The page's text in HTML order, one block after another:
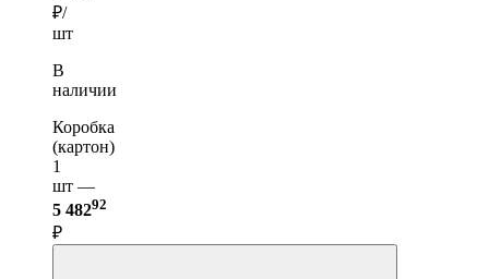
₽/
шт
В
наличии
Коробка
(картон)
1
шт —
5 48292
₽